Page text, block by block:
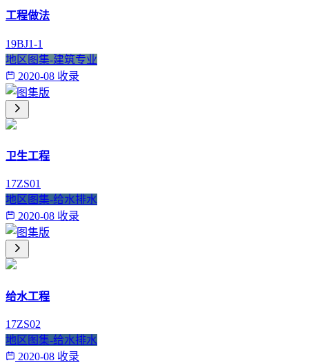
工程做法
19BJ1-1
地区图集-建筑专业
2020-08 收录
卫生工程
17ZS01
地区图集-给水排水
2020-08 收录
给水工程
17ZS02
地区图集-给水排水
2020-08 收录